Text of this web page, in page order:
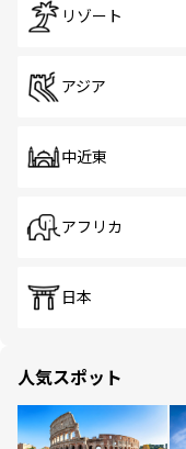
リゾート
アジア
中近東
アフリカ
日本
人気スポット